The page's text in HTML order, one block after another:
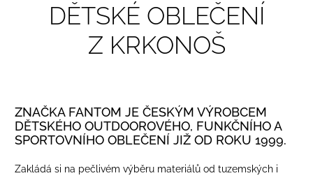
DĚTSKÉ OBLEČENÍ
Z KRKONOŠ
ZNAČKA FANTOM JE ČESKÝM VÝROBCEM
DĚTSKÉHO OUTDOOROVÉHO, FUNKČNÍHO A
SPORTOVNÍHO OBLEČENÍ JIŽ OD ROKU 1999.
Zakládá si na pečlivém výběru materiálů od tuzemských i